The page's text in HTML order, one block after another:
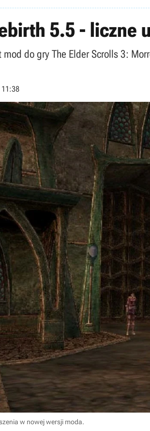
5.5 - liczne
do gry The Elder Scrolls 3:
w nowej wersji moda.